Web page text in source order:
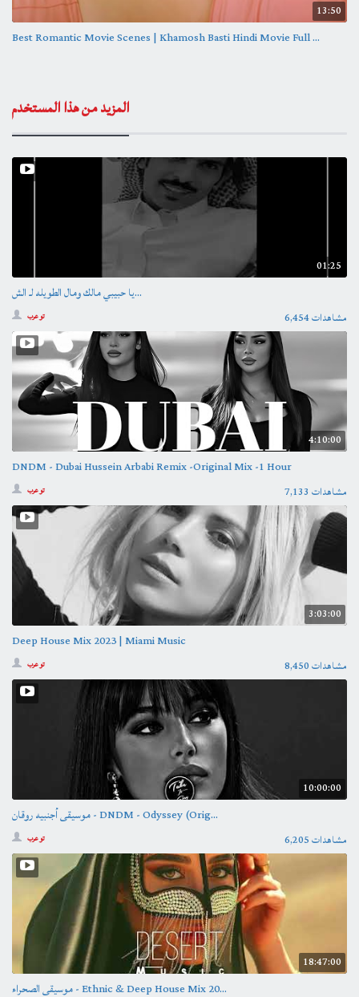
13:50
Best Romantic Movie Scenes | Khamosh Basti Hindi Movie Full ...
المزيد من هذا المستخدم
01:25
يا حبيبي مالك ومال الطويله لـ الش...
تو عرب 6,454 مشاهدات
4:10:00
DNDM - Dubai Hussein Arbabi Remix -Original Mix -1 Hour
تو عرب 7,133 مشاهدات
3:03:00
Deep House Mix 2023 | Miami Music
تو عرب 8,450 مشاهدات
10:00:00
موسيقى أجنبيه روقان - DNDM - Odyssey (Orig...
تو عرب 6,205 مشاهدات
18:47:00
موسيقى الصحراء - Ethnic & Deep House Mix 20...